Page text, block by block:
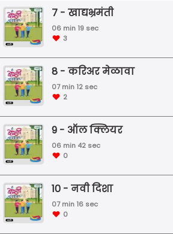
7 - खाद्यभ्रमंती
06 min 19 sec
3
8 - करिअर मेळावा
07 min 12 sec
2
9 - ऑल क्लियर
06 min 42 sec
0
10 - नवी दिशा
07 min 16 sec
0